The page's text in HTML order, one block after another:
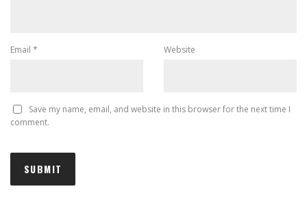
Email * Website
Save my name, email, and website in this browser for the next time I
comment.